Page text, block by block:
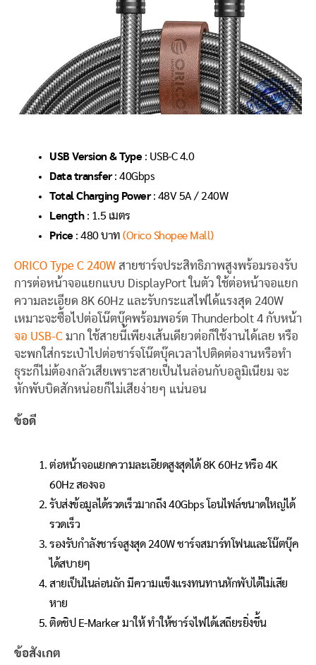
USB Version & Type: USB-C 4.0
Data transfer: 40Gbps
Total Charging Power: 48V 5A / 240W
Length: 1.5 เมตร
Price : 480 บาท (Orico Shopee Mall)
ORICO Type C 240W สายชาร์จประสิทธิภาพสูงพร้อมรองรับ
การต่อหน้าจอแยกแบบ DisplayPort ในตัว ใช้ต่อหน้าจอแยก
ความละเอียด 8K 60Hz และรับกระแสไฟได้แรงสุด 240W
เหมาะจะซื้อไปต่อโน๊ตบุ๊คพร้อมพอร์ต Thunderbolt 4 กับหน้า
จอ USB-C มาก ใช้สายนี้เพียงเส้นเดียวต่อก็ใช้งานได้เลย หรือ
จะพกใส่กระเป๋าไปต่อชาร์จโน๊ตบุ๊คเวลาไปติดต่องานหรือทำ
ธุระก็ไม่ต้องกลัวเสียเพราะสายเป็นไนล่อนกับอลูมิเนียม จะ
หักพับบิดสักหน่อยก็ไม่เสียง่ายๆ แน่นอน
ข้อดี
ต่อหน้าจอแยกความละเอียดสูงสุดได้ 8K 60Hz หรือ 4K
60Hz สองจอ
รับส่งข้อมูลได้รวดเร็วมากถึง 40Gbps โอนไฟล์ขนาดใหญ่ได้
รวดเร็ว
รองรับกำลังชาร์จสูงสุด 240W ชาร์จสมาร์ทโฟนและโน๊ตบุ๊ค
ได้สบายๆ
สายเป็นไนล่อนถัก มีความแข็งแรงทนทานหักพับได้ไม่เสีย
หาย
ติดชิป E-Marker มาให้ ทำให้ชาร์จไฟได้เสถียรยิ่งขึ้น
ข้อสังเกต